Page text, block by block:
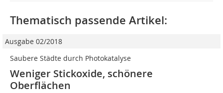
Thematisch passende Artikel:
Ausgabe 02/2018
Saubere Städte durch Photokatalyse
Weniger Stickoxide, schönere
Oberflächen